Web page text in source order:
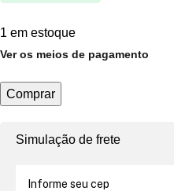
1 em estoque
Ver os meios de pagamento
Comprar
Simulação de frete